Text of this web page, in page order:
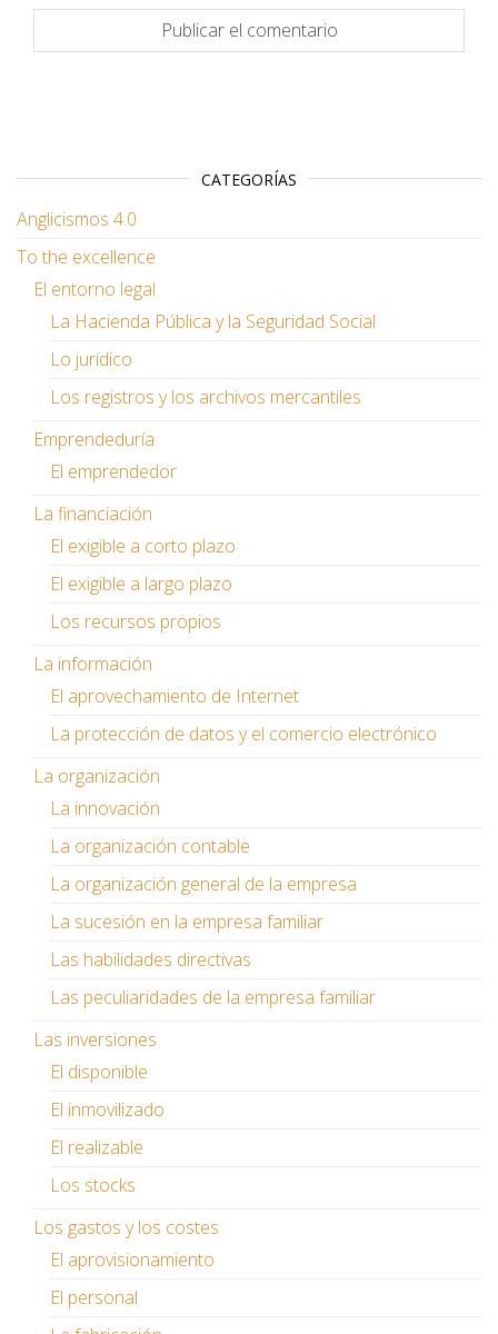
CATEGORÍAS
Anglicismos 4.0
To the excellence
El entorno legal
La Hacienda Pública y la Seguridad Social
Lo jurídico
Los registros y los archivos mercantiles
Emprendeduría
El emprendedor
La financiación
El exigible a corto plazo
El exigible a largo plazo
Los recursos propios
La información
El aprovechamiento de Internet
La protección de datos y el comercio electrónico
La organización
La innovación
La organización contable
La organización general de la empresa
La sucesión en la empresa familiar
Las habilidades directivas
Las peculiaridades de la empresa familiar
Las inversiones
El disponible
El inmovilizado
El realizable
Los stocks
Los gastos y los costes
El aprovisionamiento
El personal